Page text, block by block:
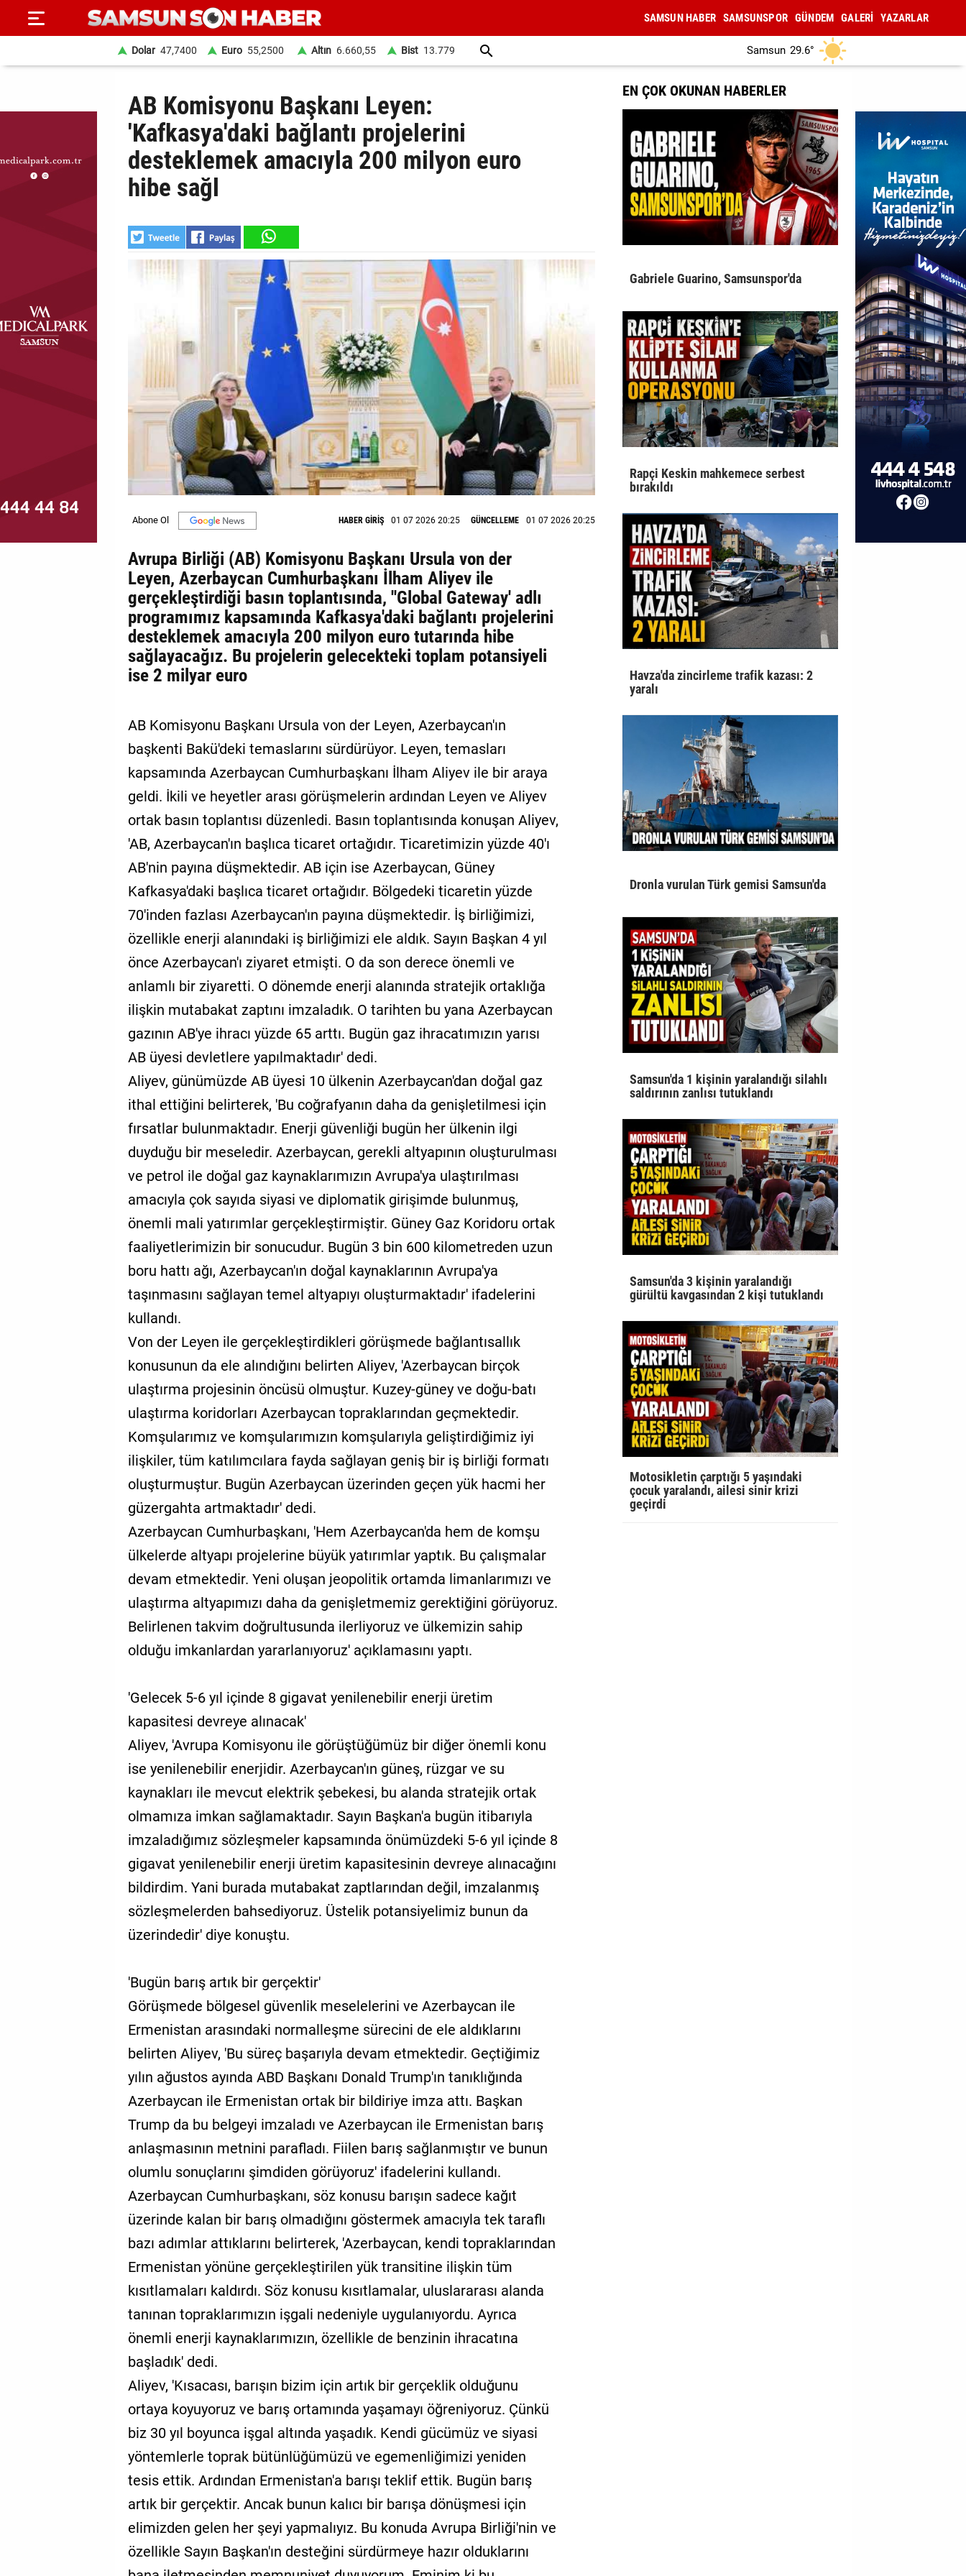
SAYFA
HABER
DÜNYA
MAGAZİN
Künye
İletişim
SAMSUN HABER SAMSUNSPOR GÜNDEM GALERİ YAZARLAR
Dolar 47,7400 Euro 55,2500 Altın 6.660,55 Bist 13.779 Samsun 29.6°
AB Komisyonu Başkanı Leyen:
'Kafkasya'daki bağlantı projelerini
desteklemek amacıyla 200 milyon euro
hibe sağl
HABER GİRİŞ 01 07 2026 20:25 GÜNCELLEME 01 07 2026 20:25
Avrupa Birliği (AB) Komisyonu Başkanı Ursula von der
Leyen, Azerbaycan Cumhurbaşkanı İlham Aliyev ile
gerçekleştirdiği basın toplantısında, ''Global Gateway' adlı
programımız kapsamında Kafkasya'daki bağlantı projelerini
desteklemek amacıyla 200 milyon euro tutarında hibe
sağlayacağız. Bu projelerin gelecekteki toplam potansiyeli
ise 2 milyar euro
AB Komisyonu Başkanı Ursula von der Leyen, Azerbaycan'ın
başkenti Bakü'deki temaslarını sürdürüyor. Leyen, temasları
kapsamında Azerbaycan Cumhurbaşkanı İlham Aliyev ile bir araya
geldi. İkili ve heyetler arası görüşmelerin ardından Leyen ve Aliyev
ortak basın toplantısı düzenledi. Basın toplantısında konuşan Aliyev,
'AB, Azerbaycan'ın başlıca ticaret ortağıdır. Ticaretimizin yüzde 40'ı
AB'nin payına düşmektedir. AB için ise Azerbaycan, Güney
Kafkasya'daki başlıca ticaret ortağıdır. Bölgedeki ticaretin yüzde
70'inden fazlası Azerbaycan'ın payına düşmektedir. İş birliğimizi,
özellikle enerji alanındaki iş birliğimizi ele aldık. Sayın Başkan 4 yıl
önce Azerbaycan'ı ziyaret etmişti. O da son derece önemli ve
anlamlı bir ziyaretti. O dönemde enerji alanında stratejik ortaklığa
ilişkin mutabakat zaptını imzaladık. O tarihten bu yana Azerbaycan
gazının AB'ye ihracı yüzde 65 arttı. Bugün gaz ihracatımızın yarısı
AB üyesi devletlere yapılmaktadır' dedi.
Aliyev, günümüzde AB üyesi 10 ülkenin Azerbaycan'dan doğal gaz
ithal ettiğini belirterek, 'Bu coğrafyanın daha da genişletilmesi için
fırsatlar bulunmaktadır. Enerji güvenliği bugün her ülkenin ilgi
duyduğu bir meseledir. Azerbaycan, gerekli altyapının oluşturulması
ve petrol ile doğal gaz kaynaklarımızın Avrupa'ya ulaştırılması
amacıyla çok sayıda siyasi ve diplomatik girişimde bulunmuş,
önemli mali yatırımlar gerçekleştirmiştir. Güney Gaz Koridoru ortak
faaliyetlerimizin bir sonucudur. Bugün 3 bin 600 kilometreden uzun
boru hattı ağı, Azerbaycan'ın doğal kaynaklarının Avrupa'ya
taşınmasını sağlayan temel altyapıyı oluşturmaktadır' ifadelerini
kullandı.
Von der Leyen ile gerçekleştirdikleri görüşmede bağlantısallık
konusunun da ele alındığını belirten Aliyev, 'Azerbaycan birçok
ulaştırma projesinin öncüsü olmuştur. Kuzey-güney ve doğu-batı
ulaştırma koridorları Azerbaycan topraklarından geçmektedir.
Komşularımız ve komşularımızın komşularıyla geliştirdiğimiz iyi
ilişkiler, tüm katılımcılara fayda sağlayan geniş bir iş birliği formatı
oluşturmuştur. Bugün Azerbaycan üzerinden geçen yük hacmi her
güzergahta artmaktadır' dedi.
Azerbaycan Cumhurbaşkanı, 'Hem Azerbaycan'da hem de komşu
ülkelerde altyapı projelerine büyük yatırımlar yaptık. Bu çalışmalar
devam etmektedir. Yeni oluşan jeopolitik ortamda limanlarımızı ve
ulaştırma altyapımızı daha da genişletmemiz gerektiğini görüyoruz.
Belirlenen takvim doğrultusunda ilerliyoruz ve ülkemizin sahip
olduğu imkanlardan yararlanıyoruz' açıklamasını yaptı.
'Gelecek 5-6 yıl içinde 8 gigavat yenilenebilir enerji üretim
kapasitesi devreye alınacak'
Aliyev, 'Avrupa Komisyonu ile görüştüğümüz bir diğer önemli konu
ise yenilenebilir enerjidir. Azerbaycan'ın güneş, rüzgar ve su
kaynakları ile mevcut elektrik şebekesi, bu alanda stratejik ortak
olmamıza imkan sağlamaktadır. Sayın Başkan'a bugün itibarıyla
imzaladığımız sözleşmeler kapsamında önümüzdeki 5-6 yıl içinde 8
gigavat yenilenebilir enerji üretim kapasitesinin devreye alınacağını
bildirdim. Yani burada mutabakat zaptlarından değil, imzalanmış
sözleşmelerden bahsediyoruz. Üstelik potansiyelimiz bunun da
üzerindedir' diye konuştu.
'Bugün barış artık bir gerçektir'
Görüşmede bölgesel güvenlik meselelerini ve Azerbaycan ile
Ermenistan arasındaki normalleşme sürecini de ele aldıklarını
belirten Aliyev, 'Bu süreç başarıyla devam etmektedir. Geçtiğimiz
yılın ağustos ayında ABD Başkanı Donald Trump'ın tanıklığında
Azerbaycan ile Ermenistan ortak bir bildiriye imza attı. Başkan
Trump da bu belgeyi imzaladı ve Azerbaycan ile Ermenistan barış
anlaşmasının metnini parafladı. Fiilen barış sağlanmıştır ve bunun
olumlu sonuçlarını şimdiden görüyoruz' ifadelerini kullandı.
Azerbaycan Cumhurbaşkanı, söz konusu barışın sadece kağıt
üzerinde kalan bir barış olmadığını göstermek amacıyla tek taraflı
bazı adımlar attıklarını belirterek, 'Azerbaycan, kendi topraklarından
Ermenistan yönüne gerçekleştirilen yük transitine ilişkin tüm
kısıtlamaları kaldırdı. Söz konusu kısıtlamalar, uluslararası alanda
tanınan topraklarımızın işgali nedeniyle uygulanıyordu. Ayrıca
önemli enerji kaynaklarımızın, özellikle de benzinin ihracatına
başladık' dedi.
Aliyev, 'Kısacası, barışın bizim için artık bir gerçeklik olduğunu
ortaya koyuyoruz ve barış ortamında yaşamayı öğreniyoruz. Çünkü
biz 30 yıl boyunca işgal altında yaşadık. Kendi gücümüz ve siyasi
yöntemlerle toprak bütünlüğümüzü ve egemenliğimizi yeniden
tesis ettik. Ardından Ermenistan'a barışı teklif ettik. Bugün barış
artık bir gerçektir. Ancak bunun kalıcı bir barışa dönüşmesi için
elimizden gelen her şeyi yapmalıyız. Bu konuda Avrupa Birliği'nin ve
özellikle Sayın Başkan'ın desteğini sürdürmeye hazır olduklarını
EN ÇOK OKUNAN HABERLER
Gabriele Guarino, Samsunspor'da
Rapçi Keskin mahkemece serbest
bırakıldı
Havza'da zincirleme trafik kazası: 2
yaralı
Dronla vurulan Türk gemisi Samsun'da
Samsun'da 1 kişinin yaralandığı silahlı
saldırının zanlısı tutuklandı
Samsun'da 3 kişinin yaralandığı
gürültü kavgasından 2 kişi tutuklandı
Motosikletin çarptığı 5 yaşındaki
çocuk yaralandı, ailesi sinir krizi
geçirdi